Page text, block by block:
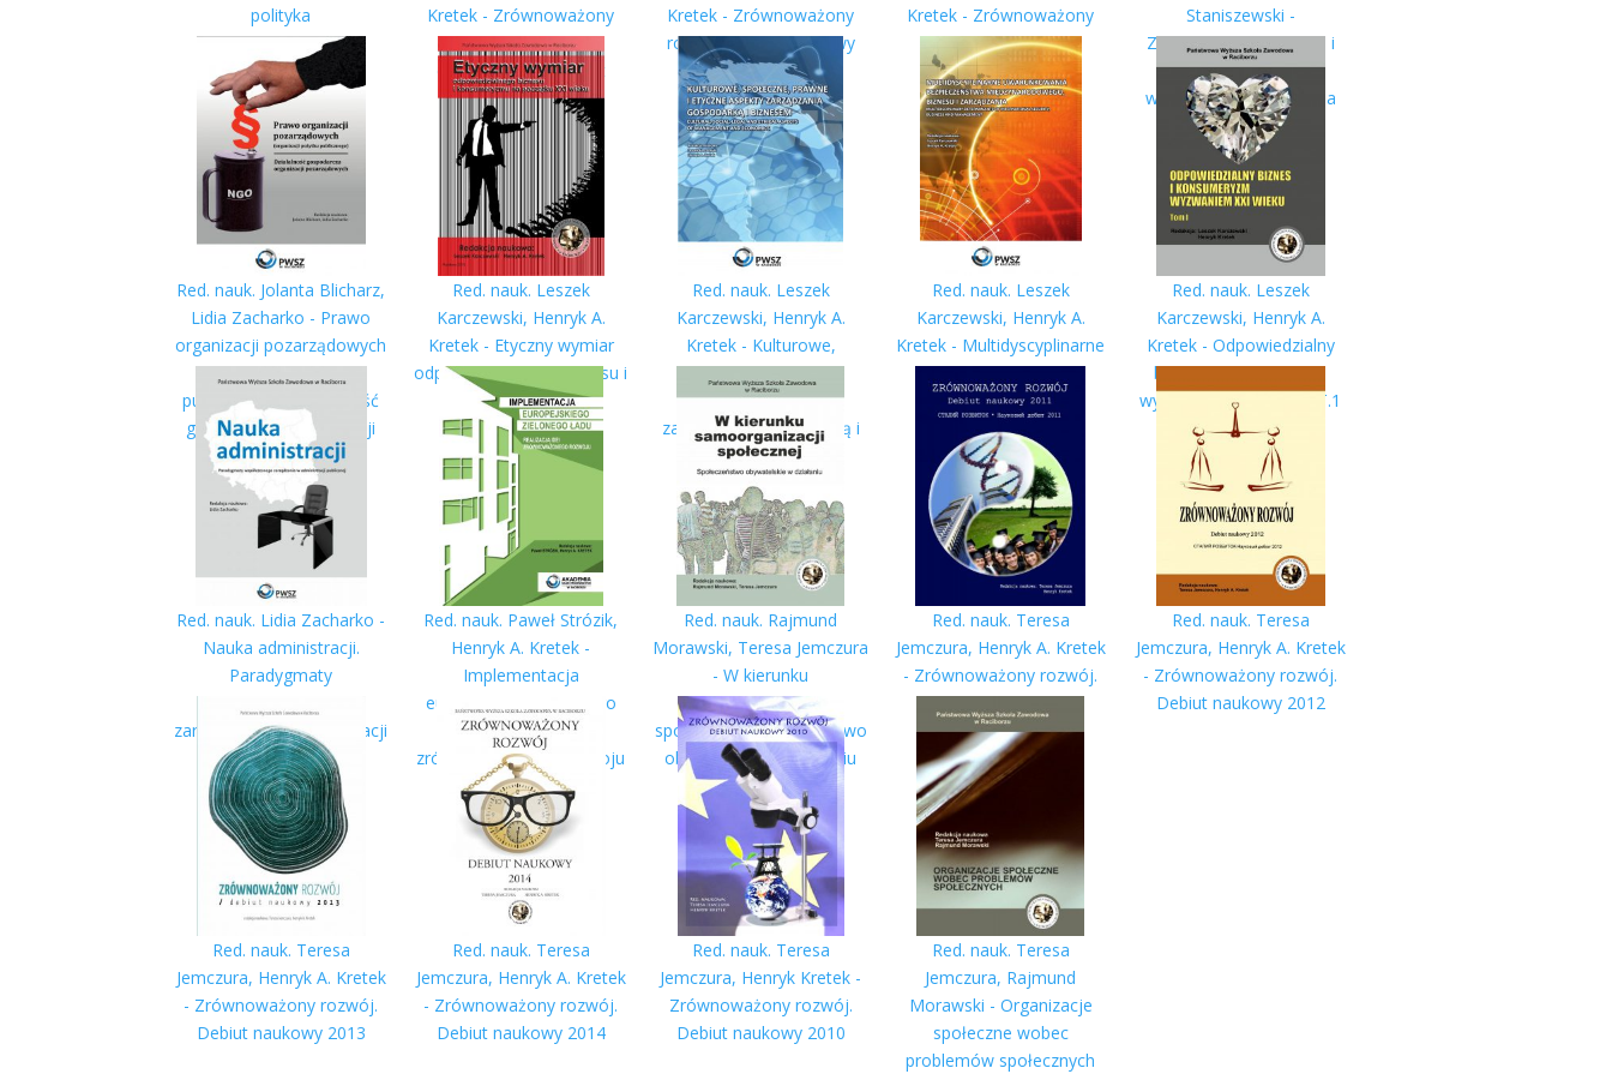
polityka
Kretek - Zrównoważony
rozwój - Sustainable
development - Debiut
naukowy 2017
Kretek - Zrównoważony
rozwój. Debiut naukowy
2015
Kretek - Zrównoważony
rozwój. Sustainable
development. Debiut
naukowy 2016
Staniszewski -
Zrównoważony rozwój i
europejski zielony ład
wektorami doskonalenia
warsztatu naukowca
Red. nauk. Jolanta Blicharz,
Lidia Zacharko - Prawo
organizacji pozarządowych
(organizacji pożytku
publicznego). Działalność
gospodarcza organizacji
pozarządowych
Red. nauk. Leszek
Karczewski, Henryk A.
Kretek - Etyczny wymiar
odpowiedzialnego biznesu i
konsumeryzmu na
początku XXI wieku
Red. nauk. Leszek
Karczewski, Henryk A.
Kretek - Kulturowe,
społeczne, prawne i
etyczne aspekty
zarządzania gospodarką i
biznesem
Red. nauk. Leszek
Karczewski, Henryk A.
Kretek - Multidyscyplinarne
uwarunkowania
bezpieczeństwa
międzynarodowego,
biznesu i zarządzania
Red. nauk. Leszek
Karczewski, Henryk A.
Kretek - Odpowiedzialny
biznes i konsumeryzm
wyzwaniem XXI wieku. T.1
Red. nauk. Lidia Zacharko -
Nauka administracji.
Paradygmaty
zarządzania w administracji
publicznej
Red. nauk. Paweł Strózik,
Henryk A. Kretek -
Implementacja
europejskiego zielonego
ładu realizacją idei
zrównoważonego rozwoju
Red. nauk. Rajmund
Morawski, Teresa Jemczura
- W kierunku
samoorganizacji
społecznej. Społeczeństwo
obywatelskie w działaniu
Red. nauk. Teresa
Jemczura, Henryk A. Kretek
- Zrównoważony rozwój.
Debiut naukowy 2011
Red. nauk. Teresa
Jemczura, Henryk A. Kretek
- Zrównoważony rozwój.
Debiut naukowy 2012
Red. nauk. Teresa
Jemczura, Henryk A. Kretek
- Zrównoważony rozwój.
Debiut naukowy 2013
Red. nauk. Teresa
Jemczura, Henryk A. Kretek
- Zrównoważony rozwój.
Debiut naukowy 2014
Red. nauk. Teresa
Jemczura, Henryk Kretek -
Zrównoważony rozwój.
Debiut naukowy 2010
Red. nauk. Teresa
Jemczura, Rajmund
Morawski - Organizacje
społeczne wobec
problemów społecznych